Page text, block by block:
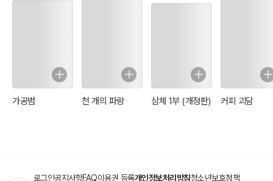
가공범 천 개의 파랑 삼체 1부 (개정판) 커피 괴담
로그인공지사항FAQ이용권 등록개인정보처리방침청소년보호정책